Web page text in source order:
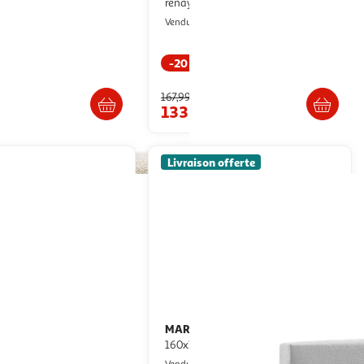
de 8 cm
Vendu par
-20 %
167,99€
133,99€
cannage et bois avec
Livraison offerte
MARCKONFORT
160x100 cm, capitonnée Tissu Grey